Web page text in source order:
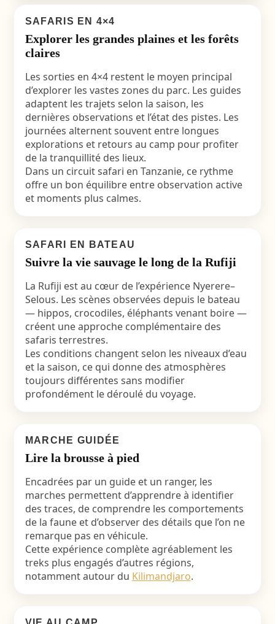
SAFARIS EN 4×4
Explorer les grandes plaines et les forêts
claires
Les sorties en 4×4 restent le moyen principal
d’explorer les vastes zones du parc. Les guides
adaptent les trajets selon la saison, les
dernières observations et l’état des pistes. Les
journées alternent souvent entre longues
explorations et retours au camp pour profiter
de la tranquillité des lieux.
Dans un circuit safari en Tanzanie, ce rythme
offre un bon équilibre entre observation active
et moments plus calmes.
SAFARI EN BATEAU
Suivre la vie sauvage le long de la Rufiji
La Rufiji est au cœur de l’expérience Nyerere–
Selous. Les scènes observées depuis le bateau
— hippos, crocodiles, éléphants venant boire —
créent une approche complémentaire des
safaris terrestres.
Les conditions changent selon les niveaux d’eau
et la saison, ce qui donne des atmosphères
toujours différentes sans modifier
profondément le déroulé du voyage.
MARCHE GUIDÉE
Lire la brousse à pied
Encadrées par un guide et un ranger, les
marches permettent d’apprendre à identifier
des traces, de comprendre les comportements
de la faune et d’observer des détails que l’on ne
remarque pas en véhicule.
Cette expérience complète agréablement les
treks plus engagés d’autres régions,
notamment autour du Kilimandjaro.